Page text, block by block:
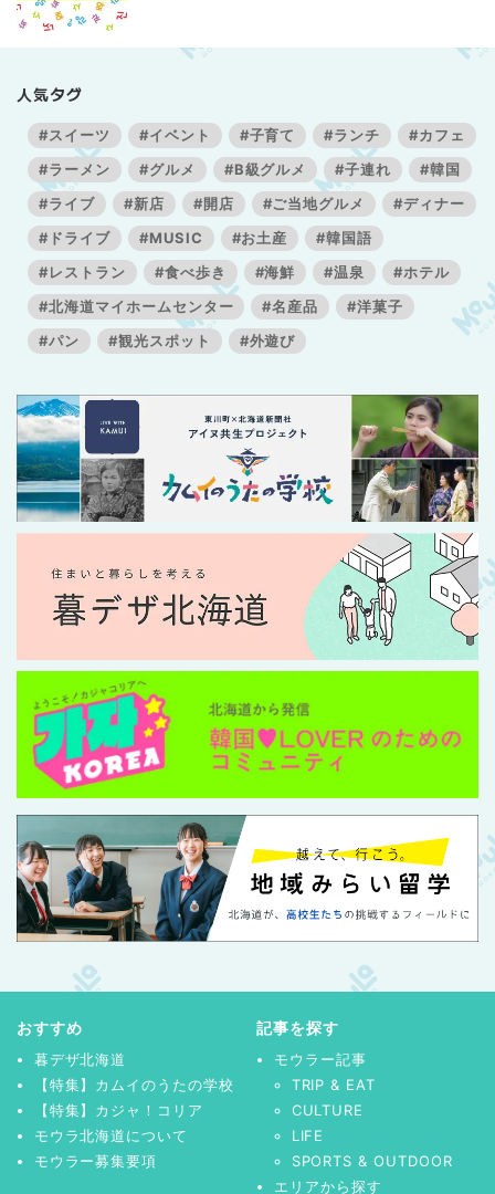
人気タグ
#スイーツ #イベント #子育て #ランチ
#カフェ
#ラーメン
#グルメ #B級グルメ #子連れ
#韓国
#ライブ
#新店 #開店 #ご当地グルメ
#ディナー
#ドライブ
#MUSIC #お土産
#韓国語
#レストラン
#食べ歩き #海鮮 #温泉
#ホテル
#北海道マイホームセンター
#名産品
#洋菓子
#パン
#観光スポット #外遊び
おすすめ
暮デザ北海道
【特集】カムイのうたの学校
【特集】カジャ！コリア
モウラ北海道について
モウラー募集要項
記事を探す
モウラー記事
TRIP & EAT
CULTURE
LIFE
SPORTS & OUTDOOR
エリアから探す